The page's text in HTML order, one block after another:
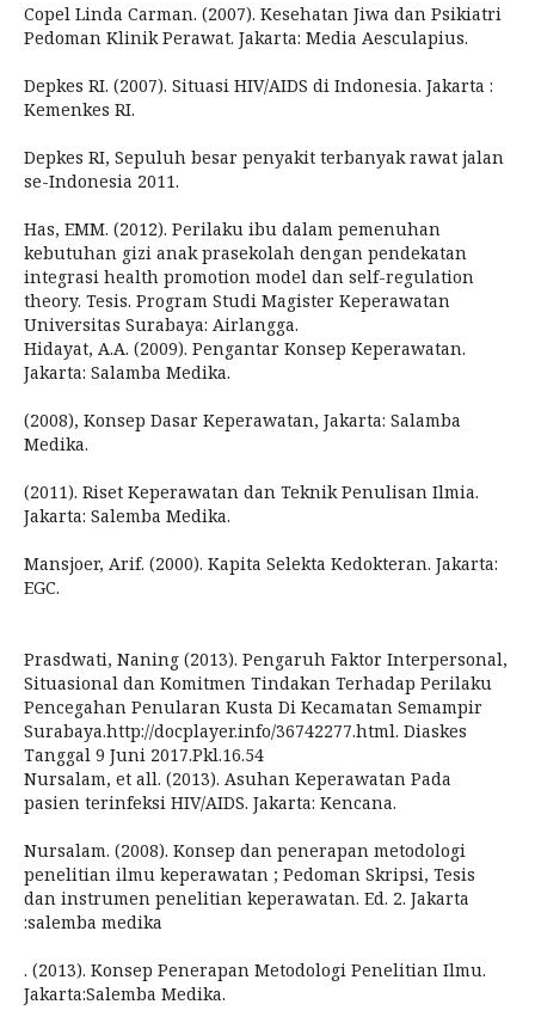
Copel Linda Carman. (2007). Kesehatan Jiwa dan Psikiatri
Pedoman Klinik Perawat. Jakarta: Media Aesculapius.
Depkes RI. (2007). Situasi HIV/AIDS di Indonesia. Jakarta :
Kemenkes RI.
Depkes RI, Sepuluh besar penyakit terbanyak rawat jalan
se-Indonesia 2011.
Has, EMM. (2012). Perilaku ibu dalam pemenuhan
kebutuhan gizi anak prasekolah dengan pendekatan
integrasi health promotion model dan self-regulation
theory. Tesis. Program Studi Magister Keperawatan
Universitas Surabaya: Airlangga.
Hidayat, A.A. (2009). Pengantar Konsep Keperawatan.
Jakarta: Salamba Medika.
(2008), Konsep Dasar Keperawatan, Jakarta: Salamba
Medika.
(2011). Riset Keperawatan dan Teknik Penulisan Ilmia.
Jakarta: Salemba Medika.
Mansjoer, Arif. (2000). Kapita Selekta Kedokteran. Jakarta:
EGC.
Prasdwati, Naning (2013). Pengaruh Faktor Interpersonal,
Situasional dan Komitmen Tindakan Terhadap Perilaku
Pencegahan Penularan Kusta Di Kecamatan Semampir
Surabaya.http://docplayer.info/36742277.html. Diaskes
Tanggal 9 Juni 2017.Pkl.16.54
Nursalam, et all. (2013). Asuhan Keperawatan Pada
pasien terinfeksi HIV/AIDS. Jakarta: Kencana.
Nursalam. (2008). Konsep dan penerapan metodologi
penelitian ilmu keperawatan ; Pedoman Skripsi, Tesis
dan instrumen penelitian keperawatan. Ed. 2. Jakarta
:salemba medika
. (2013). Konsep Penerapan Metodologi Penelitian Ilmu.
Jakarta:Salemba Medika.